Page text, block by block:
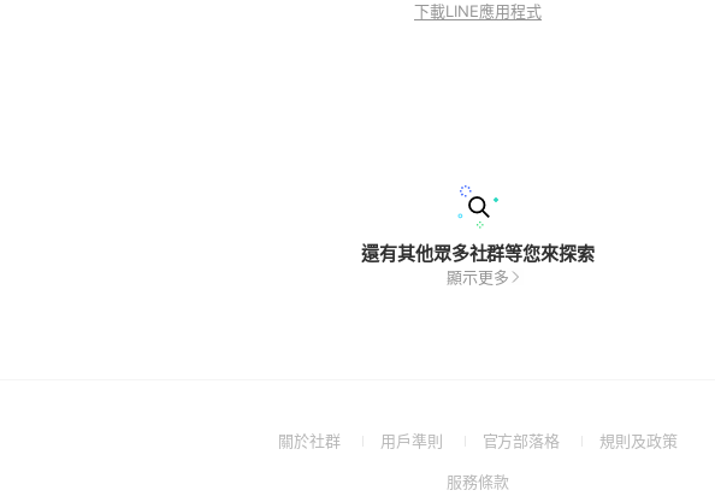
下載LINE應用程式
還有其他眾多社群等您來探索
顯示更多
關於社群
(Open用戶準則
(Open
a
官方部落格
(Open規則及政策(Open
服務條款(Open